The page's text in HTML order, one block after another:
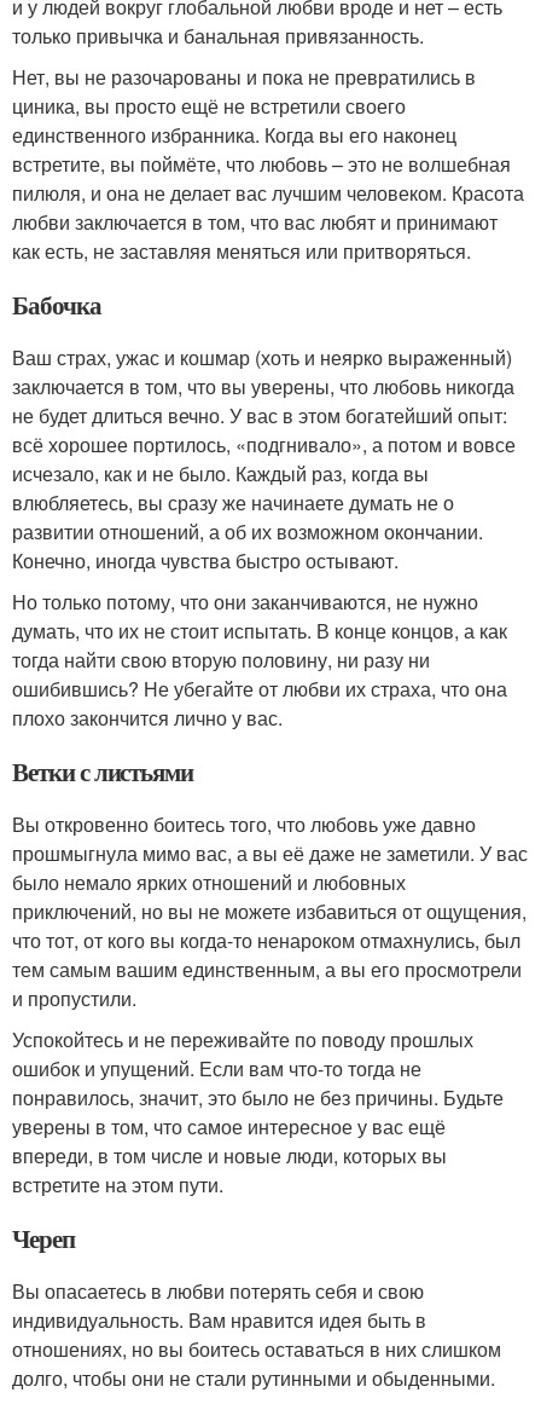
и у людей вокруг глобальной любви вроде и нет – есть
только привычка и банальная привязанность.
Нет, вы не разочарованы и пока не превратились в
циника, вы просто ещё не встретили своего
единственного избранника. Когда вы его наконец
встретите, вы поймёте, что любовь – это не волшебная
пилюля, и она не делает вас лучшим человеком. Красота
любви заключается в том, что вас любят и принимают
как есть, не заставляя меняться или притворяться.
Бабочка
Ваш страх, ужас и кошмар (хоть и неярко выраженный)
заключается в том, что вы уверены, что любовь никогда
не будет длиться вечно. У вас в этом богатейший опыт:
всё хорошее портилось, «подгнивало», а потом и вовсе
исчезало, как и не было. Каждый раз, когда вы
влюбляетесь, вы сразу же начинаете думать не о
развитии отношений, а об их возможном окончании.
Конечно, иногда чувства быстро остывают.
Но только потому, что они заканчиваются, не нужно
думать, что их не стоит испытать. В конце концов, а как
тогда найти свою вторую половину, ни разу ни
ошибившись? Не убегайте от любви их страха, что она
плохо закончится лично у вас.
Ветки с листьями
Вы откровенно боитесь того, что любовь уже давно
прошмыгнула мимо вас, а вы её даже не заметили. У вас
было немало ярких отношений и любовных
приключений, но вы не можете избавиться от ощущения,
что тот, от кого вы когда-то ненароком отмахнулись, был
тем самым вашим единственным, а вы его просмотрели
и пропустили.
Успокойтесь и не переживайте по поводу прошлых
ошибок и упущений. Если вам что-то тогда не
понравилось, значит, это было не без причины. Будьте
уверены в том, что самое интересное у вас ещё
впереди, в том числе и новые люди, которых вы
встретите на этом пути.
Череп
Вы опасаетесь в любви потерять себя и свою
индивидуальность. Вам нравится идея быть в
отношениях, но вы боитесь оставаться в них слишком
долго, чтобы они не стали рутинными и обыденными.